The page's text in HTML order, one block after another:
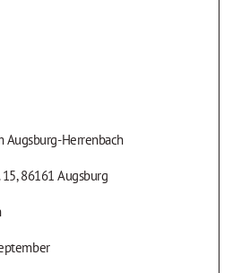
Augsburg-Herrenbach
15,86161 Augsburg